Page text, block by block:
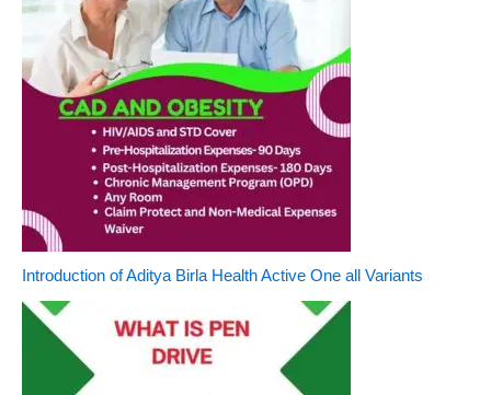
Introduction of Aditya Birla Health Active One all Variants